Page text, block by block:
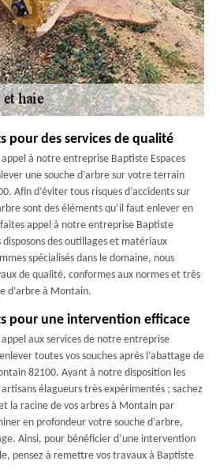
pour des services de qualité
à notre entreprise Baptiste Espaces
une souche d’arbre sur votre terrain
Afin d’éviter tous risques d’accidents sur
sont des éléments qu’il faut enlever en
appel à notre entreprise Baptiste
disposons des outillages et matériaux
spécialisés dans le domaine, nous
de qualité, conformes aux normes et très
d’arbre à Montain.
pour une intervention efficace
aux services de notre entreprise
toutes vos souches après l’abattage de
82100. Ayant à notre disposition les
élagueurs très expérimentés ; sachez
la racine de vos arbres à Montain par
en profondeur votre souche d’arbre,
Ainsi, pour bénéficier d’une intervention
pensez à remettre vos travaux à Baptiste